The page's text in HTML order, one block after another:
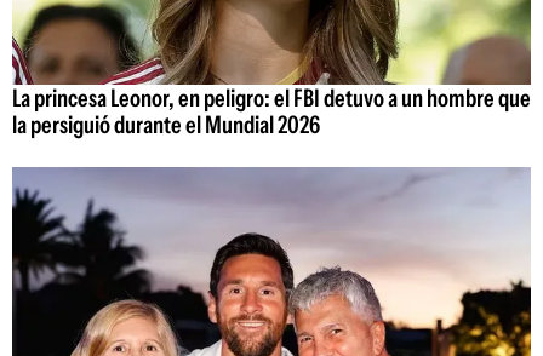
La princesa Leonor, en peligro: el FBI detuvo a un hombre que
la persiguió durante el Mundial 2026